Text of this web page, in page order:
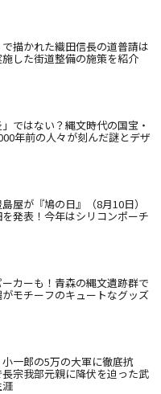
で描かれた織田信長の道普請は
した街道整備の施策を紹介
ではない？縄文時代の国宝・
年前の人々が刻んだ謎とデザ
屋が『鳩の日』（8月10日）
発表！今年はシリコンポーチ
カーも！青森の縄文遺跡群で
モチーフのキュートなグッズ
小一郎の5万の大軍に徹底抗
宗我部元親に降伏を迫った武